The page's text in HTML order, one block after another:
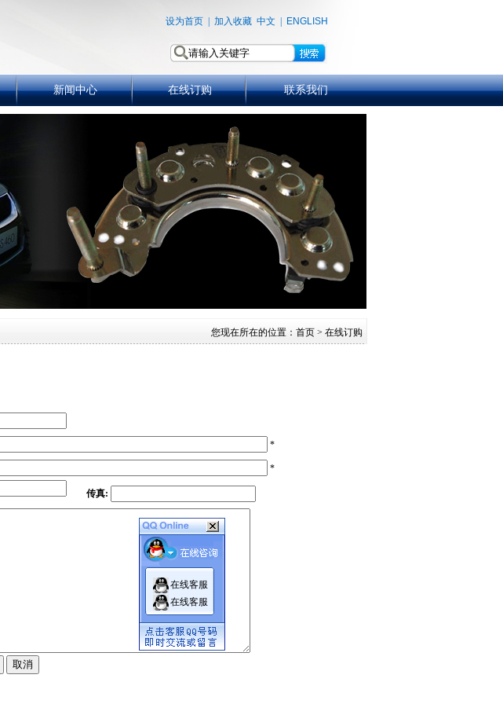
在线客服
在线客服
设为首页 加入收藏 中文 ENGLISH
新闻中心 在线订购 联系我们
您现在所在的位置： 首页 > 在线订购
*
*
传真: